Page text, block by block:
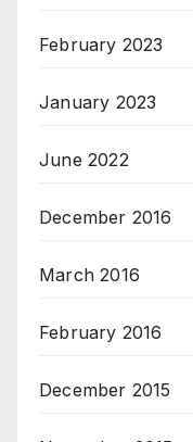
February 2023
January 2023
June 2022
December 2016
March 2016
February 2016
December 2015